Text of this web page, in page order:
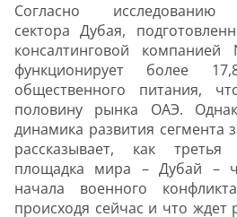
Согласно исследованию
сектора Дубая,
консалтинговой
функционирует более
общественного питания,
половину рынка ОАЭ.
динамика развития сегмента
рассказывает, как третья
площадка мира – Дубай –
начала военного
происходя сейчас и что ждет